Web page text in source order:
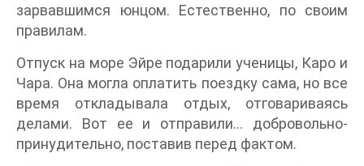
зарвавшимся юнцом. Естественно, по своим
правилам.
Отпуск на море Эйре подарили ученицы, Каро и
Чара. Она могла оплатить поездку сама, но все
время откладывала отдых, отговариваясь
делами. Вот ее и отправили… добровольно-
принудительно, поставив перед фактом.